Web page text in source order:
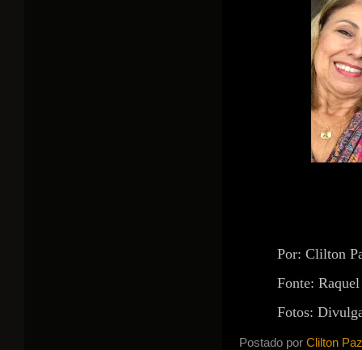
Por: Clilton
Fonte:
Fotos:
Postado por Clilton Paz